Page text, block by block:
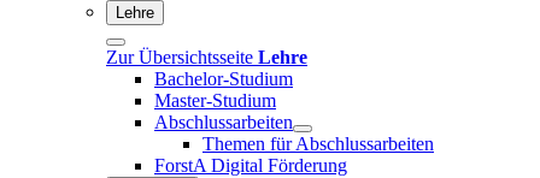
Lehre
Zur Übersichtsseite Lehre
Bachelor-Studium
Master-Studium
Abschlussarbeiten
Themen für Abschlussarbeiten
ForstA Digital Förderung